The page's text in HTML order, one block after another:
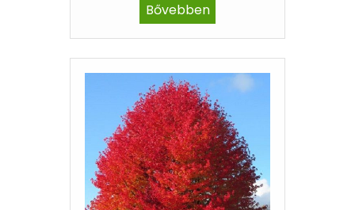
Bővebben